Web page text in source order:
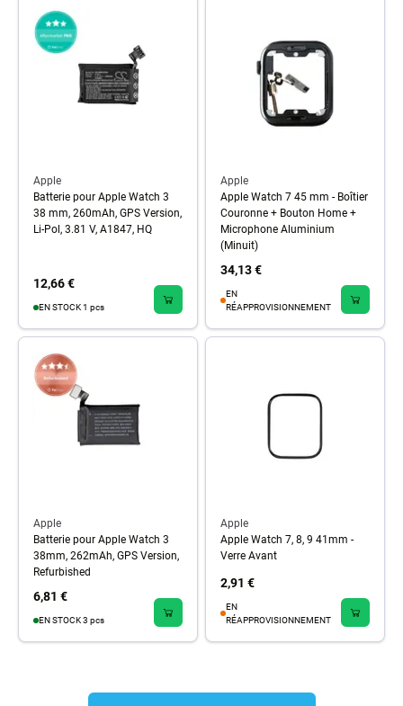
Apple
Batterie pour Apple Watch 3
38 mm, 260mAh, GPS Version,
Li-Pol, 3.81 V, A1847, HQ
12,66 €
EN STOCK 1 pcs
Apple
Apple Watch 7 45 mm - Boîtier
Couronne + Bouton Home +
Microphone Aluminium
(Minuit)
34,13 €
EN
RÉAPPROVISIONNEMENT
Apple
Batterie pour Apple Watch 3
38mm, 262mAh, GPS Version,
Refurbished
6,81 €
EN STOCK 3 pcs
Apple
Apple Watch 7, 8, 9 41mm -
Verre Avant
2,91 €
EN
RÉAPPROVISIONNEMENT